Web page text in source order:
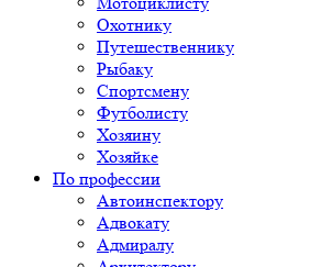
Охотнику
Путешественнику
Рыбаку
Спортсмену
Футболисту
Хозяину
Хозяйке
По профессии
Автоинспектору
Адвокату
Адмиралу